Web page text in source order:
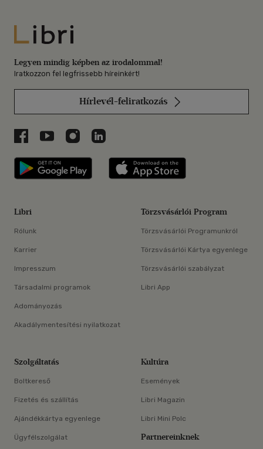
Libri
Legyen mindig képben az irodalommal!
Iratkozzon fel legfrissebb híreinkért!
Hírlevél-feliratkozás
Libri a Facebookon
Libri a Youtube-on
Libri az Instagramon
Libri a LinkedInen
Libri applikáció Szerezd meg: Google
Libri
Rólunk
Karrier
Impresszum
Társadalmi programok
Adományozás
Akadálymentesítési nyilatkozat
Törzsvásárlói Program
Törzsvásárlói Programunkról
Törzsvásárlói Kártya egyenlege
Törzsvásárlói szabályzat
Libri App
Szolgáltatás
Boltkereső
Fizetés és szállítás
Ajándékkártya egyenlege
Ügyfélszolgálat
Kultúra
Események
Libri Magazin
Libri Mini Polc
Partnereinknek